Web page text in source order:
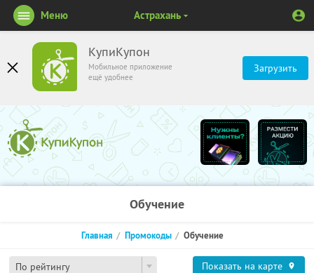
КупиКупон
Мобильное приложение
ещё удобнее
Загрузить
Меню Астрахань
Обучение
По рейтингу
Главная Промокоды Обучение
Показать на карте